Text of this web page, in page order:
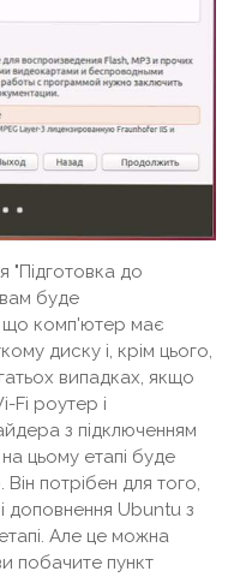
"Підготовка до
буде
що комп'ютер має
диску і, крім цього,
випадках, якщо
Fi роутер і
з підключенням
на цьому етапі буде
потрібен для того,
доповнення Ubuntu з
Але це можна
побачите пункт